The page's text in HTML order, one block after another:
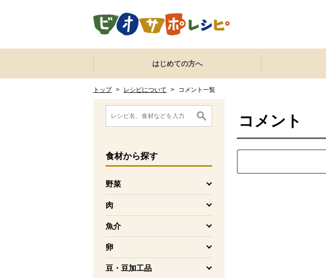
ここからサイト内共通メニューです。
サイト内共通メニューをスキップする
はじめての方へ
トップ > レシピについて > コメント一覧
ここから消費材検索メニューです。
食材から探す
野菜
を開く
肉
を開く
魚介
を開く
卵
を開く
豆・豆加工品
を開く
消費材検索メニューここまで。
ここから本文です。
コメント